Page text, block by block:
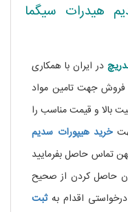
هیدرات سیگما
در ایران با همکاری
جهت تامین مواد
بالا و قیمت مناسب را
خرید هیپورات سدیم
تماس حاصل بفرمایید
حاصل کردن از صحیح
ثبت